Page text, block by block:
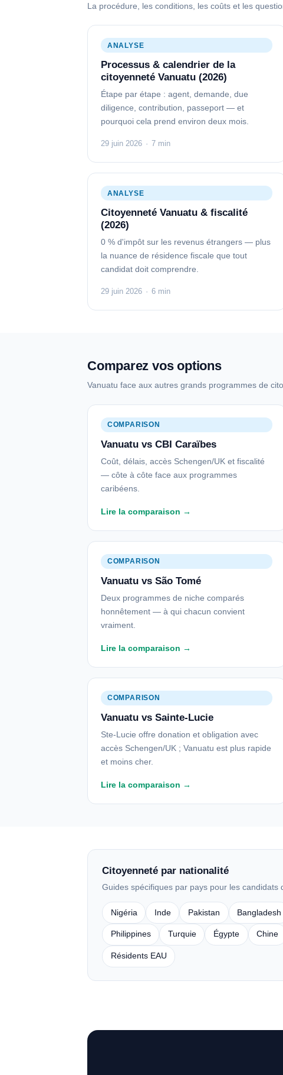
La procédure, les conditions, les coûts et les
ANALYSE
Processus & calendrier de la
citoyenneté Vanuatu (2026)
Étape par étape : agent, demande, due
diligence, contribution, passeport — et
pourquoi cela prend environ deux mois.
29 juin 2026 · 7 min
ANALYSE
Citoyenneté Vanuatu & fiscalité
(2026)
0 % d'impôt sur les revenus étrangers — plus
la nuance de résidence fiscale que tout
candidat doit comprendre.
29 juin 2026 · 6 min
Comparez vos options
Vanuatu face aux autres grands programmes de
COMPARISON
Vanuatu vs CBI Caraïbes
Coût, délais, accès Schengen/UK et fiscalité
— côte à côte face aux programmes
caribéens.
Lire la comparaison →
COMPARISON
Vanuatu vs São Tomé
Deux programmes de niche comparés
honnêtement — à qui chacun convient
vraiment.
Lire la comparaison →
COMPARISON
Vanuatu vs Sainte-Lucie
Ste-Lucie offre donation et obligation avec
accès Schengen/UK ; Vanuatu est plus rapide
et moins cher.
Lire la comparaison →
Citoyenneté par nationalité
Guides spécifiques par pays pour les candidats
Nigéria Inde Pakistan Bangladesh
Philippines Turquie Égypte Chine
Résidents EAU